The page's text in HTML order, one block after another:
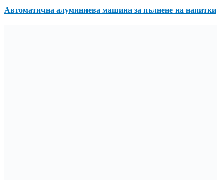
Автоматична алуминиева машина за пълнене на напитки